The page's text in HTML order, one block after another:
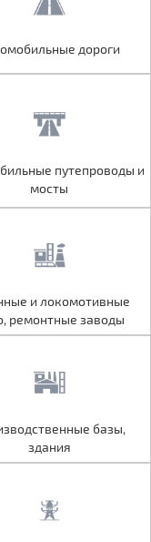
дороги
путепроводы и
мосты
и локомотивные
базы,
дороги
путепроводы и
мосты
и локомотивные
ремонтные заводы
базы,
здания